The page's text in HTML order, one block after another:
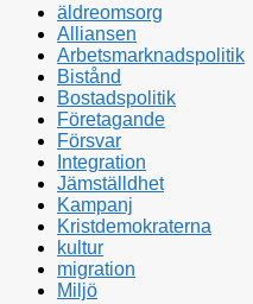
äldreomsorg
Alliansen
Arbetsmarknadspolitik
Bistånd
Bostadspolitik
Företagande
Försvar
Integration
Jämställdhet
Kampanj
Kristdemokraterna
kultur
migration
Miljö